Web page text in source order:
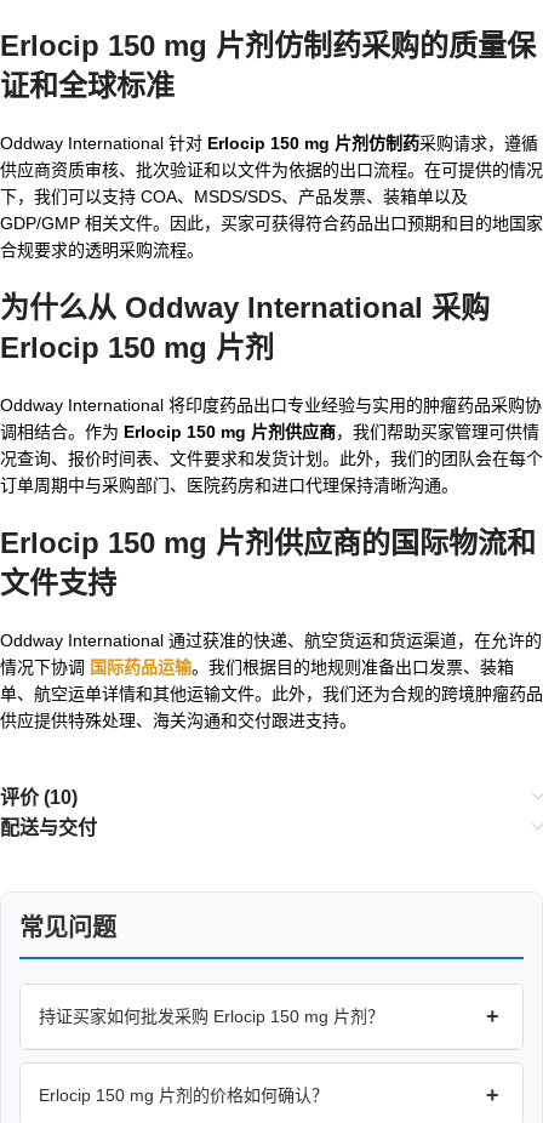
Erlocip 150 mg 片剂仿制药采购的质量保
证和全球标准
Oddway International 针对 Erlocip 150 mg 片剂仿制药采购请求，遵循
供应商资质审核、批次验证和以文件为依据的出口流程。在可提供的情况
下，我们可以支持 COA、MSDS/SDS、产品发票、装箱单以及
GDP/GMP 相关文件。因此，买家可获得符合药品出口预期和目的地国家
合规要求的透明采购流程。
为什么从 Oddway International 采购
Erlocip 150 mg 片剂
Oddway International 将印度药品出口专业经验与实用的肿瘤药品采购协
调相结合。作为 Erlocip 150 mg 片剂供应商，我们帮助买家管理可供情
况查询、报价时间表、文件要求和发货计划。此外，我们的团队会在每个
订单周期中与采购部门、医院药房和进口代理保持清晰沟通。
Erlocip 150 mg 片剂供应商的国际物流和
文件支持
Oddway International 通过获准的快递、航空货运和货运渠道，在允许的
情况下协调 国际药品运输。我们根据目的地规则准备出口发票、装箱
单、航空运单详情和其他运输文件。此外，我们还为合规的跨境肿瘤药品
供应提供特殊处理、海关沟通和交付跟进支持。
评价 (10)
配送与交付
常见问题
持证买家如何批发采购 Erlocip 150 mg 片剂？ +
Erlocip 150 mg 片剂的价格如何确认？ +